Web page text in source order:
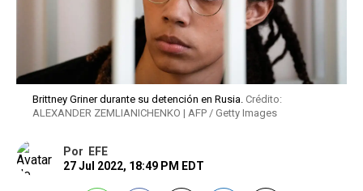
Brittney Griner durante su detención en Rusia. Crédito:
ALEXANDER ZEMLIANICHENKO | AFP / Getty Images
Por
EFE
27 Jul 2022, 18:49 PM EDT